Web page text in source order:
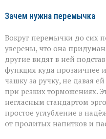
Зачем нужна перемычка
Вокруг перемычки до сих
уверены, что она
другие видят в ней
функция куда прозаичнее
чашку за ручку, не давая
при резких торможениях.
негласным стандартом
простое углубление в
от пролитых напитков и